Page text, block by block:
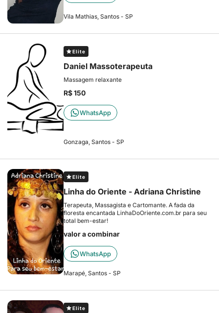
Vila Mathias, Santos - SP
Elite
Daniel Massoterapeuta
Massagem relaxante
R$ 150
WhatsApp
Gonzaga, Santos - SP
Elite
Linha do Oriente - Adriana Christine
Terapeuta, Massagista e Cartomante. A fada da
floresta encantada LinhaDoOriente.com.br para seu
total bem-estar!
valor a combinar
WhatsApp
Marapé, Santos - SP
Elite